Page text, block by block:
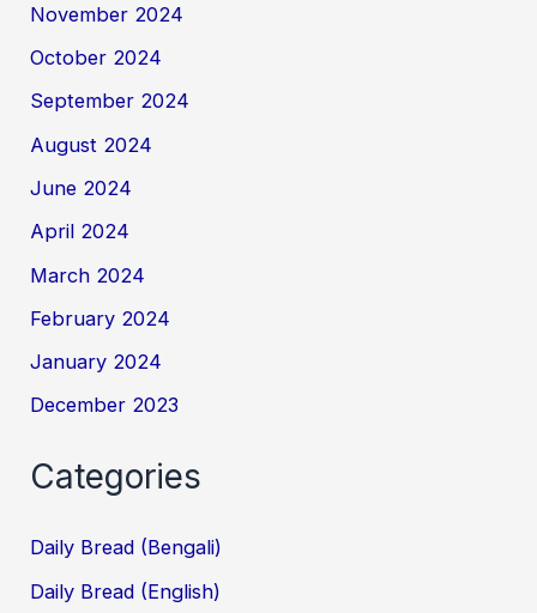
November 2024
October 2024
September 2024
August 2024
June 2024
April 2024
March 2024
February 2024
January 2024
December 2023
Categories
Daily Bread (Bengali)
Daily Bread (English)